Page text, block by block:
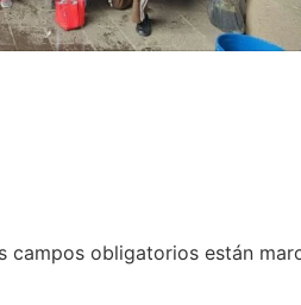
campos obligatorios están